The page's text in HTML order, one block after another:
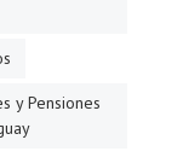
y Pensiones